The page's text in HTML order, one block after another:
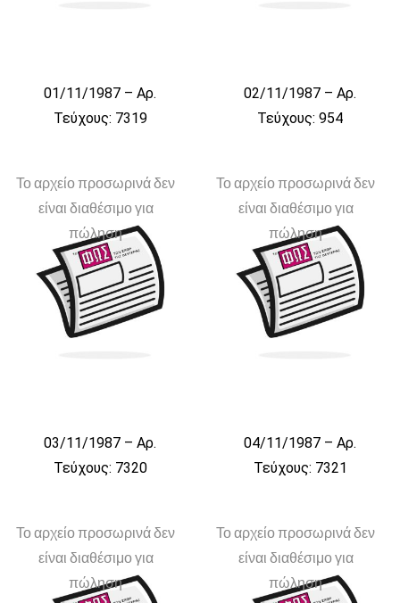
01/11/1987 – Αρ.
Τεύχους: 7319
02/11/1987 – Αρ.
Τεύχους: 954
Το αρχείο προσωρινά δεν
είναι διαθέσιμο για
πώληση
03/11/1987 – Αρ.
Τεύχους: 7320
Το αρχείο προσωρινά δεν
είναι διαθέσιμο για
πώληση
04/11/1987 – Αρ.
Τεύχους: 7321
Το αρχείο προσωρινά δεν
είναι διαθέσιμο για
πώληση
Το αρχείο προσωρινά δεν
είναι διαθέσιμο για
πώληση